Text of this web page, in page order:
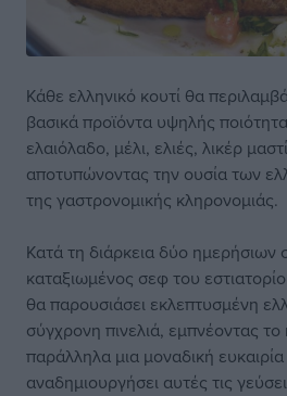
Κάθε ελληνικό κουτί θα
βασικά προϊόντα υψηλής
ελαιόλαδο, μέλι, ελιές, λικέρ
αποτυπώνοντας την ουσία των
της γαστρονομικής κληρονομιάς.
Κατά τη διάρκεια δύο ημερήσιων
καταξιωμένος σεφ του
θα παρουσιάσει εκλεπτυσμένη
σύγχρονη πινελιά, εμπνέοντας
παράλληλα μια μοναδική ευκαιρία
αναδημιουργήσει αυτές τις